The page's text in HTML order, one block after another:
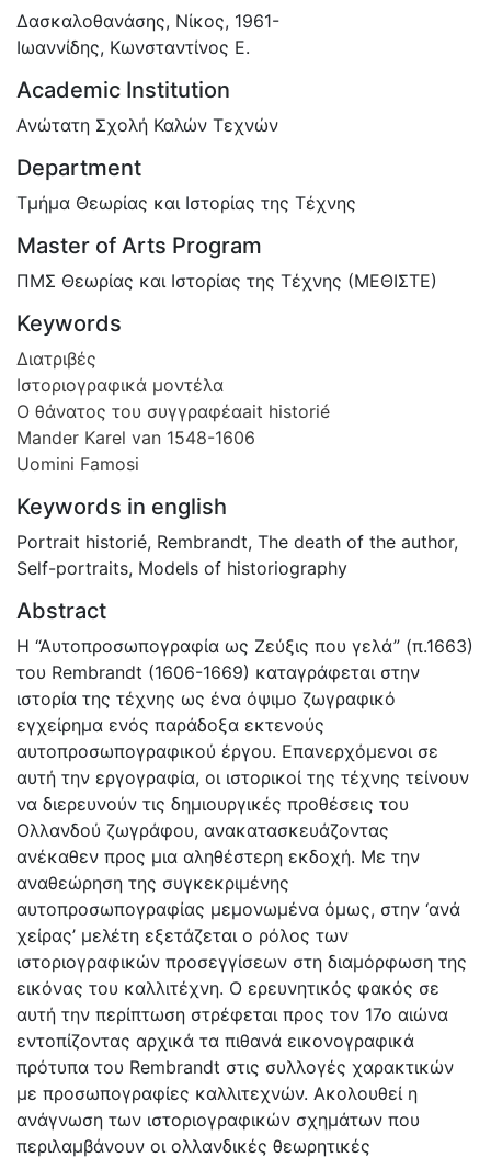
Δασκαλοθανάσης, Νίκος, 1961-
Ιωαννίδης, Κωνσταντίνος Ε.
Academic Institution
Ανώτατη Σχολή Καλών Τεχνών
Department
Τμήμα Θεωρίας και Ιστορίας της Τέχνης
Master of Arts Program
ΠΜΣ Θεωρίας και Ιστορίας της Τέχνης (ΜΕΘΙΣΤΕ)
Keywords
Διατριβές
Ιστοριογραφικά µοντέλα
Ο θάνατος του συγγραφέαait historié
Mander Karel van 1548-1606
Uomini Famosi
Keywords in english
Portrait historié, Rembrandt, The death of the author,
Self-portraits, Models of historiography
Abstract
Η “Αυτοπροσωπογραφία ως Ζεύξις που γελά” (π.1663)
του Rembrandt (1606-1669) καταγράφεται στην
ιστορία της τέχνης ως ένα όψιµο ζωγραφικό
εγχείρηµα ενός παράδοξα εκτενούς
αυτοπροσωπογραφικού έργου. Επανερχόµενοι σε
αυτή την εργογραφία, οι ιστορικοί της τέχνης τείνουν
να διερευνούν τις δηµιουργικές προθέσεις του
Ολλανδού ζωγράφου, ανακατασκευάζοντας
ανέκαθεν προς µια αληθέστερη εκδοχή. Με την
αναθεώρηση της συγκεκριµένης
αυτοπροσωπογραφίας µεµονωµένα όµως, στην ‘ανά
χείρας’ µελέτη εξετάζεται ο ρόλος των
ιστοριογραφικών προσεγγίσεων στη διαµόρφωση της
εικόνας του καλλιτέχνη. Ο ερευνητικός φακός σε
αυτή την περίπτωση στρέφεται προς τον 17ο αιώνα
εντοπίζοντας αρχικά τα πιθανά εικονογραφικά
πρότυπα του Rembrandt στις συλλογές χαρακτικών
µε προσωπογραφίες καλλιτεχνών. Ακολουθεί η
ανάγνωση των ιστοριογραφικών σχηµάτων που
περιλαµβάνουν οι ολλανδικές θεωρητικές